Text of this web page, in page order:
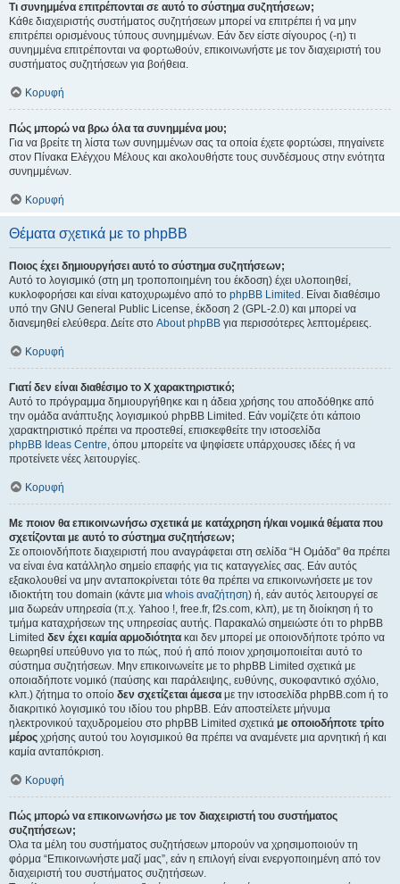
Τι συνημμένα επιτρέπονται σε αυτό το σύστημα συζητήσεων;
Κάθε διαχειριστής συστήματος συζητήσεων μπορεί να επιτρέπει ή να μην
επιτρέπει ορισμένους τύπους συνημμένων. Εάν δεν είστε σίγουρος (-η) τι
συνημμένα επιτρέπονται να φορτωθούν, επικοινωνήστε με τον διαχειριστή του
συστήματος συζητήσεων για βοήθεια.
Κορυφή
Πώς μπορώ να βρω όλα τα συνημμένα μου;
Για να βρείτε τη λίστα των συνημμένων σας τα οποία έχετε φορτώσει, πηγαίνετε
στον Πίνακα Ελέγχου Μέλους και ακολουθήστε τους συνδέσμους στην ενότητα
συνημμένων.
Κορυφή
Θέματα σχετικά με το phpBB
Ποιος έχει δημιουργήσει αυτό το σύστημα συζητήσεων;
Αυτό το λογισμικό (στη μη τροποποιημένη του έκδοση) έχει υλοποιηθεί,
κυκλοφορήσει και είναι κατοχυρωμένο από το phpBB Limited . Είναι διαθέσιμο
υπό την GNU General Public License, έκδοση 2 (GPL-2.0) και μπορεί να
διανεμηθεί ελεύθερα. Δείτε στο About phpBB για περισσότερες λεπτομέρειες.
Κορυφή
Γιατί δεν είναι διαθέσιμο το Χ χαρακτηριστικό;
Αυτό το πρόγραμμα δημιουργήθηκε και η άδεια χρήσης του αποδόθηκε από
την ομάδα ανάπτυξης λογισμικού phpBB Limited. Εάν νομίζετε ότι κάποιο
χαρακτηριστικό πρέπει να προστεθεί, επισκεφθείτε την ιστοσελίδα
phpBB Ideas Centre, όπου μπορείτε να ψηφίσετε υπάρχουσες ιδέες ή να
προτείνετε νέες λειτουργίες.
Κορυφή
Με ποιον θα επικοινωνήσω σχετικά με κατάχρηση ή/και νομικά θέματα που
σχετίζονται με αυτό το σύστημα συζητήσεων;
Σε οποιονδήποτε διαχειριστή που αναγράφεται στη σελίδα “Η Ομάδα” θα πρέπει
να είναι ένα κατάλληλο σημείο επαφής για τις καταγγελίες σας. Εάν αυτός
εξακολουθεί να μην ανταποκρίνεται τότε θα πρέπει να επικοινωνήσετε με τον
ιδιοκτήτη του domain (κάντε μια whois αναζήτηση) ή, εάν αυτός λειτουργεί σε
μια δωρεάν υπηρεσία (π.χ. Yahoo !, free.fr, f2s.com, κλπ), με τη διοίκηση ή το
τμήμα καταχρήσεων της υπηρεσίας αυτής. Παρακαλώ σημειώστε ότι το phpBB
Limited δεν έχει καμία αρμοδιότητα και δεν μπορεί με οποιονδήποτε τρόπο να
θεωρηθεί υπεύθυνο για το πώς, πού ή από ποιον χρησιμοποιείται αυτό το
σύστημα συζητήσεων. Μην επικοινωνείτε με το phpBB Limited σχετικά με
οποιαδήποτε νομικό (παύσης και παράλειψης, ευθύνης, συκοφαντικό σχόλιο,
κλπ.) ζήτημα το οποίο δεν σχετίζεται άμεσα με την ιστοσελίδα phpBB.com ή το
διακριτικό λογισμικό του ιδίου του phpBB. Εάν αποστείλετε μήνυμα
ηλεκτρονικού ταχυδρομείου στο phpBB Limited σχετικά με οποιοδήποτε τρίτο
μέρος χρήσης αυτού του λογισμικού θα πρέπει να αναμένετε μια αρνητική ή και
καμία ανταπόκριση.
Κορυφή
Πώς μπορώ να επικοινωνήσω με τον διαχειριστή του συστήματος
συζητήσεων;
Όλα τα μέλη του συστήματος συζητήσεων μπορούν να χρησιμοποιούν τη
φόρμα “Επικοινωνήστε μαζί μας”, εάν η επιλογή είναι ενεργοποιημένη από τον
διαχειριστή του συστήματος συζητήσεων.